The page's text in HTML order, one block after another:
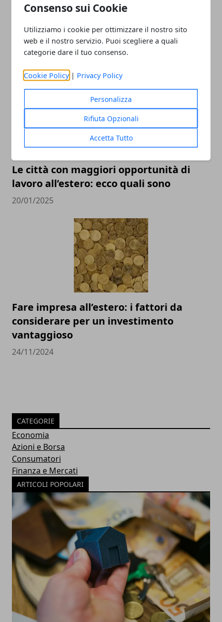
Consenso sui Cookie
Utilizziamo i cookie per ottimizzare il nostro sito
web e il nostro servizio. Puoi scegliere a quali
categorie dare il tuo consenso.
Cookie Policy | Privacy Policy
Personalizza
Rifiuta Opzionali
Accetta Tutto
Quali sono gli obblighi da adempiere
quando si sottoscrive un mutuo?
Le città con maggiori opportunità di
lavoro all’estero: ecco quali sono
20/01/2025
Fare impresa all’estero: i fattori da
considerare per un investimento
vantaggioso
24/11/2024
CATEGORIE
Economia
Azioni e Borsa
Consumatori
Finanza e Mercati
ARTICOLI POPOLARI